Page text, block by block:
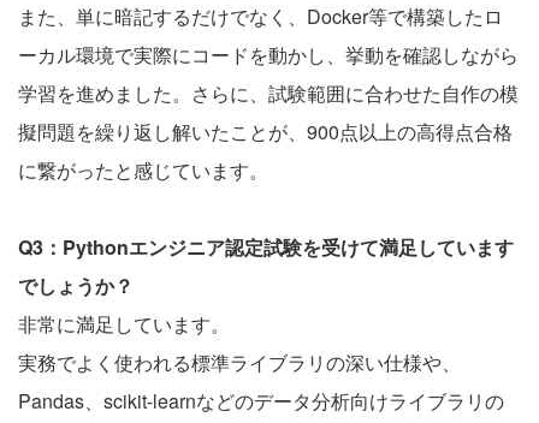
また、単に暗記するだけでなく、Docker等で構築したロ
ーカル環境で実際にコードを動かし、挙動を確認しながら
学習を進めました。さらに、試験範囲に合わせた自作の模
擬問題を繰り返し解いたことが、900点以上の高得点合格
に繋がったと感じています。
Q3：Pythonエンジニア認定試験を受けて満足しています
でしょうか？
非常に満足しています。
実務でよく使われる標準ライブラリの深い仕様や、
Pandas、scikit-learnなどのデータ分析向けライブラリの